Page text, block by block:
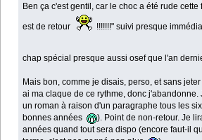
Ben ça c'est gentil, car le choc a été rude
est de retour !!!!!!!" suivi presque
chap spécial presque aussi osef que l'an
Mais bon, comme je disais, perso, et sans
ai ma claque de ce rythme, donc j'abandonne.
un roman à raison d'un paragraphe tous les
bonnes années
). Point de non-retour. Je
années quand tout sera dispo (encore faut-il